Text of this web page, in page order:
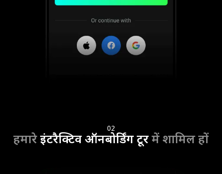
02
हमारेइंटरैक्टिव ऑनबोर्डिंग टूरमें शामिल हों